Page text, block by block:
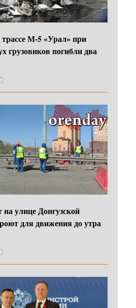
М-5 «Урал» при
грузовиков погибли два
улице Донгузской
для движения до утра